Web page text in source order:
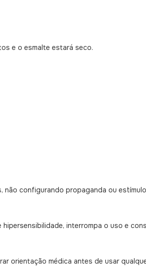
e o esmalte estará seco.
configurando propaganda ou
interrompa o uso e
orientação médica antes de usar